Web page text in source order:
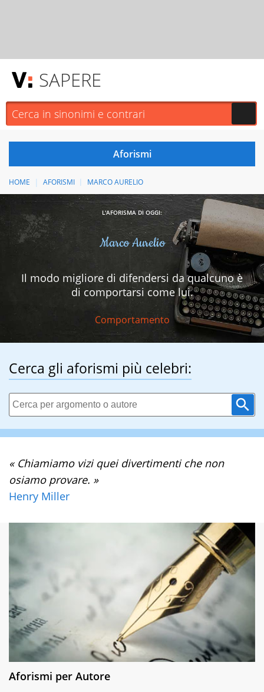
SAPERE
HOME AFORISMI MARCO AURELIO
L'AFORISMA DI OGGI:
Marco Aurelio
Il modo migliore di difendersi da qualcuno è
di comportarsi come lui.
Comportamento
Cerca gli aforismi più celebri:
« Chiamiamo vizi quei divertimenti che non
osiamo provare. »
Henry Miller
Aforismi per Autore